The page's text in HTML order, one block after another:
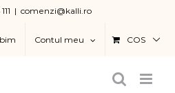
| comenzi@kalli.ro
Contul meu COS